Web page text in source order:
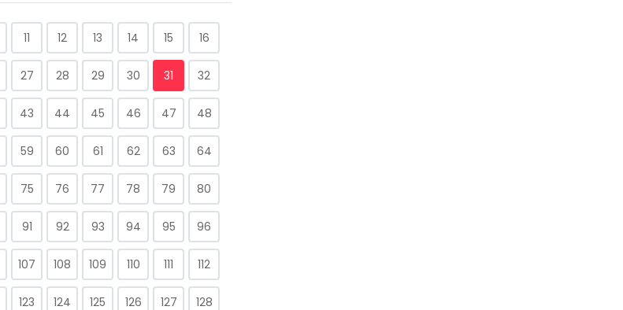
11 12 13 14 15 16
27 28 29 30 31 32
43 44 45 46 47 48
59 60 61 62 63 64
75 76 77 78 79 80
91 92 93 94 95 96
107 108 109 110 111 112
123 124 125 126 127 128